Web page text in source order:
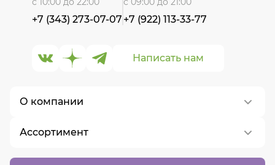
О компании
О нас
Контакты
Ассортимент
Написать нам
+7 (343) 273-07-07 +7 (922) 113-33-77